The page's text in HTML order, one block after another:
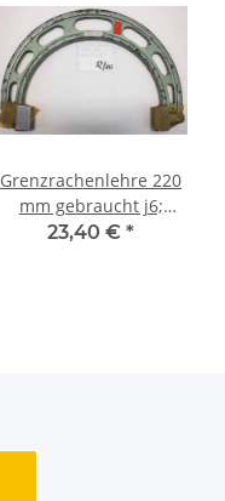
Grenzrachenlehre 220
mm gebraucht j6;
+16/-13 Hersteller CSE
23,40 € *